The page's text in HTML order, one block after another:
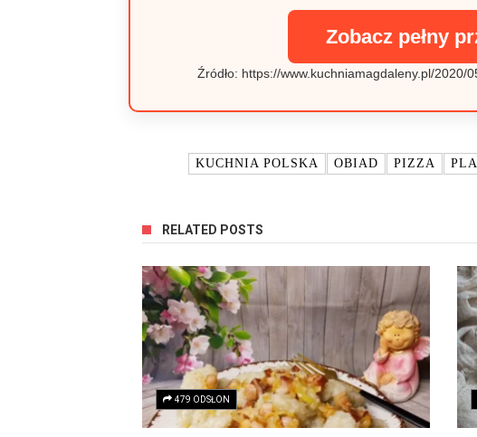
Zobacz pełny
Źródło: https://www.kuchniamagdaleny.pl/
KUCHNIA POLSKA OBIAD PIZZA
RELATED POSTS
479 ODSŁON